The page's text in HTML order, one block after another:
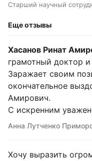
Старший научный
Еще отзывы
Хасанов Ринат
грамотный доктор
Заражает своим
окончательное
Амирович.
С искренним
Анна Лутченко
Хочу выразить